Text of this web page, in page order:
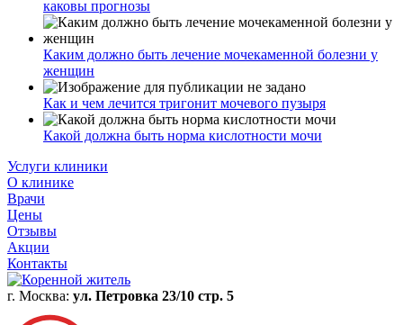
каковы прогнозы
Каким должно быть лечение мочекаменной болезни у
женщин
Как и чем лечится тригонит мочевого пузыря
Какой должна быть норма кислотности мочи
Услуги клиники
О клинике
Врачи
Цены
Отзывы
Акции
Контакты
г. Москва: ул. Петровка 23/10 стр. 5